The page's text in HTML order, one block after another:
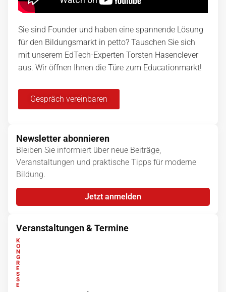
Sie sind Founder und haben eine spannende Lösung
für den Bildungsmarkt in petto? Tauschen Sie sich
mit unserem EdTech-Experten Torsten Hasenclever
aus. Wir öffnen Ihnen die Türe zum Educationmarkt!
Gespräch vereinbaren
Newsletter abonnieren
Bleiben Sie informiert über neue Beiträge,
Veranstaltungen und praktische Tipps für moderne
Bildung.
Jetzt anmelden
Veranstaltungen & Termine
K
O
N
G
R
E
S
S
E